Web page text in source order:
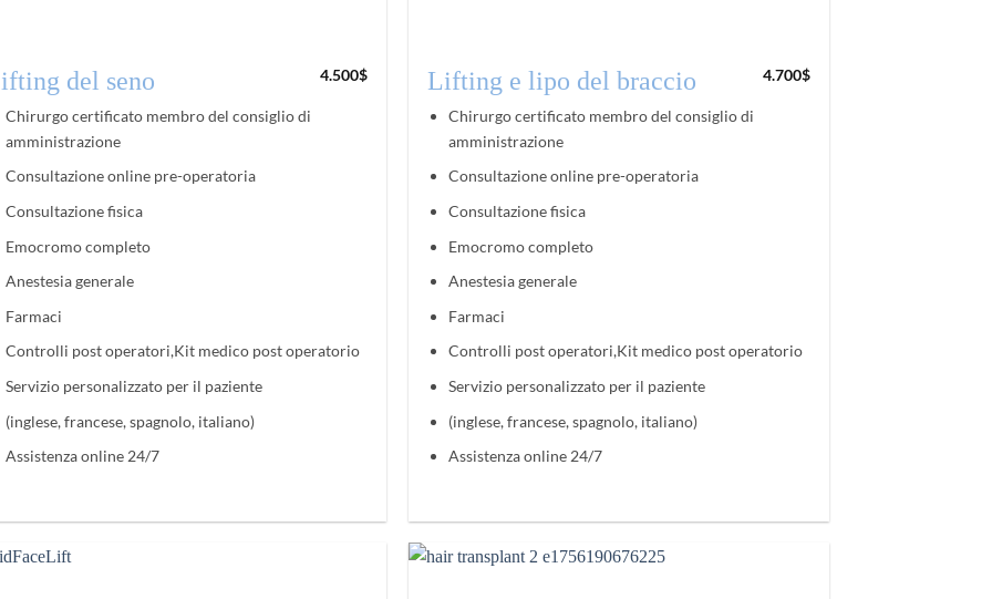
del seno 4.500$
Chirurgo certificato membro del consiglio di
amministrazione
Consultazione online pre-operatoria
Consultazione fisica
Emocromo completo
Anestesia generale
Farmaci
Controlli post operatori,Kit medico post operatorio
Servizio personalizzato per il paziente
(inglese, francese, spagnolo, italiano)
Assistenza online 24/7
Lifting e lipo del braccio 4.700$
Chirurgo certificato membro del consiglio di
amministrazione
Consultazione online pre-operatoria
Consultazione fisica
Emocromo completo
Anestesia generale
Farmaci
Controlli post operatori,Kit medico post operatorio
Servizio personalizzato per il paziente
(inglese, francese, spagnolo, italiano)
Assistenza online 24/7